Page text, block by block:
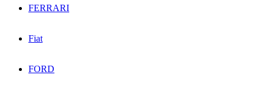
FERRARI
Fiat
FORD